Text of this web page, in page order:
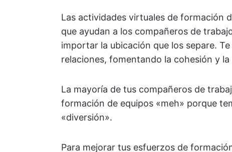
Las actividades virtuales de formación
que ayudan a los compañeros de
importar la ubicación que los separe.
relaciones, fomentando la cohesión y
La mayoría de tus compañeros de
formación de equipos «meh» porque
«diversión».
Para mejorar tus esfuerzos de